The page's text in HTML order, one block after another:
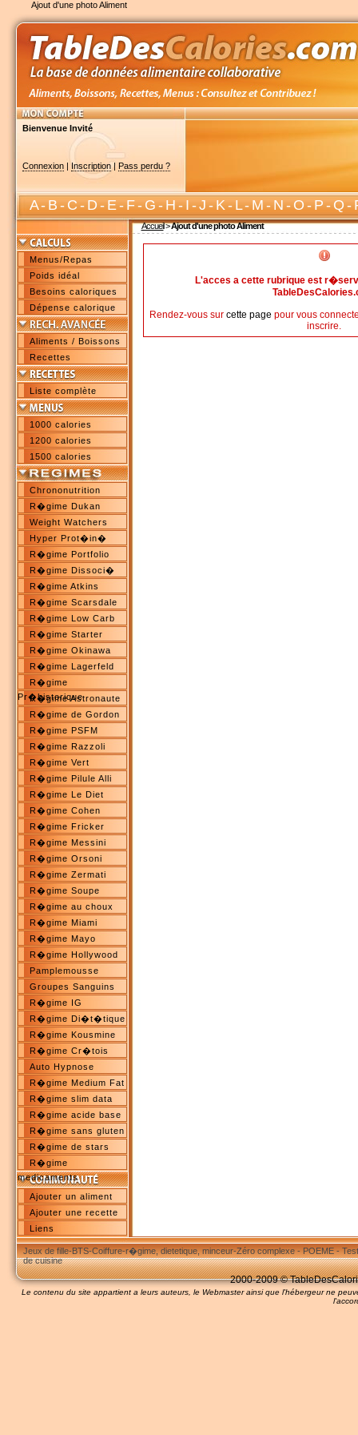
Ajout d'une photo Aliment
Bienvenue Invité
Connexion| Inscription| Pass perdu ?
A-B-C-D-E-F-G-H-I-J-K-L-M-N-O-P-Q-
Accueil>Ajout d'une photo Aliment
Menus/Repas
Poids idéal
Besoins caloriques
Dépense calorique
Aliments / Boissons
Recettes
Liste complète
1000 calories
1200 calories
1500 calories
Chrononutrition
R�gime Dukan
Weight Watchers
Hyper Prot�in�
R�gime Portfolio
R�gime Dissoci�
R�gime Atkins
R�gime Scarsdale
R�gime Low Carb
R�gime Starter
R�gime Okinawa
R�gime Lagerfeld
R�gime
Pr�historique
R�gime Astronaute
R�gime de Gordon
R�gime PSFM
R�gime Razzoli
R�gime Vert
R�gime Pilule Alli
R�gime Le Diet
R�gime Cohen
R�gime Fricker
R�gime Messini
R�gime Orsoni
R�gime Zermati
R�gime Soupe
R�gime au choux
R�gime Miami
R�gime Mayo
R�gime Hollywood
Pamplemousse
Groupes Sanguins
R�gime IG
R�gime Di�t�tique
R�gime Kousmine
R�gime Cr�tois
Auto Hypnose
R�gime Medium Fat
R�gime slim data
R�gime acide base
R�gime sans gluten
R�gime de stars
R�gime
medicaments
Ajouter un aliment
Ajouter une recette
Liens
L'acces a cette rubrique est
Rendez-vous sur cette page pour vous
inscrire.
Jeux de fille-BTS-Coiffure-r�gime, dietetique, minceur-Zéro complexe-POEME-
de cuisine
2000-2009 ©
Le contenu du site appartient a leurs auteurs, le Webmaster ainsi que l'hébergeur ne